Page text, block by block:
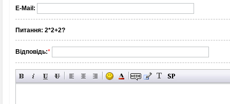
E-Mail:
Питання: 2*2+2?
Відповідь:*